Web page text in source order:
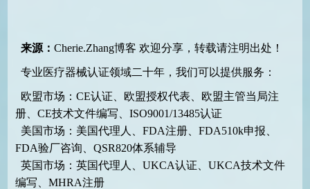
来源： Cherie.Zhang博客 欢迎分享，转载请注明出处！
专业医疗器械认证领域二十年，我们可以提供服务：
欧盟市场：CE认证、欧盟授权代表、欧盟主管当局注
册、CE技术文件编写、ISO9001/13485认证
美国市场：美国代理人、FDA注册、FDA510k申报、
FDA验厂咨询、QSR820体系辅导
英国市场：英国代理人、UKCA认证、UKCA技术文件
编写、MHRA注册